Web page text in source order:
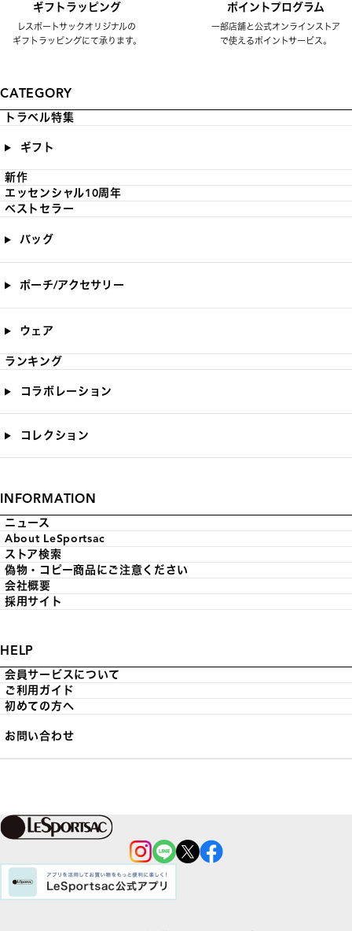
ギフトラッピング
レスポートサックオリジナルの
ギフトラッピングにて承ります。
ポイントプログラム
一部店舗と公式オンラインストア
で使えるポイントサービス。
CATEGORY
トラベル特集
ギフト
新作
エッセンシャル10周年
ベストセラー
バッグ
ポーチ/アクセサリー
ウェア
ランキング
コラボレーション
コレクション
INFORMATION
ニュース
About LeSportsac
ストア検索
偽物・コピー商品にご注意ください
会社概要
採用サイト
HELP
会員サービスについて
ご利用ガイド
初めての方へ
お問い合わせ